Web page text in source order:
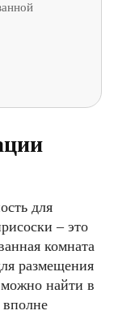
для
– это
комната
размещения
найти в
вполне